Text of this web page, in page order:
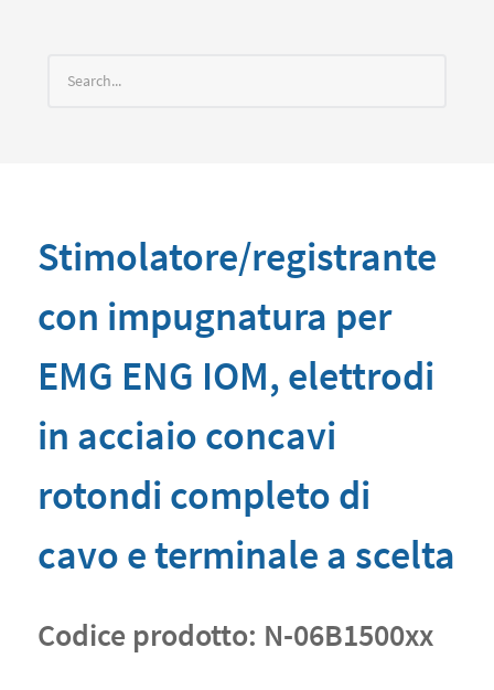
Stimolatore/registrante
con impugnatura per
EMG ENG IOM, elettrodi
in acciaio concavi
rotondi completo di
cavo e terminale a scelta
Codice prodotto: N-06B1500xx